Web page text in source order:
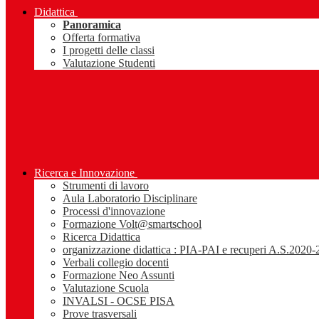
Didattica
Panoramica
Offerta formativa
I progetti delle classi
Valutazione Studenti
Ricerca e Innovazione
Strumenti di lavoro
Aula Laboratorio Disciplinare
Processi d'innovazione
Formazione Volt@smartschool
Ricerca Didattica
organizzazione didattica : PIA-PAI e recuperi A.S.2020-
Verbali collegio docenti
Formazione Neo Assunti
Valutazione Scuola
INVALSI - OCSE PISA
Prove trasversali